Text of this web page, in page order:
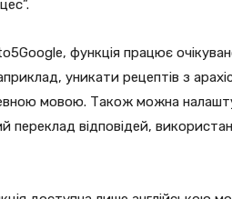
функція працює
уникати рецептів з
мовою. Також можна
переклад відповідей,